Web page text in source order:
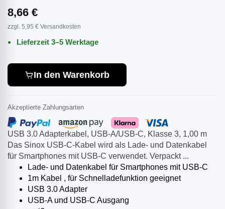
USB 3.0 Adapterkabel, USB-A/USB-C, Klasse 3, 1,00 m
Das Sinox USB-C-Kabel wird als Lade- und Datenkabel
für Smartphones mit USB-C verwendet. Verpackt ...
Lade- und Datenkabel für Smartphones mit USB-C
1m Kabel , für Schnelladefunktion geeignet
USB 3.0 Adapter
USB-A und USB-C Ausgang
8,66 €
zzgl. 5,95 € Versandkosten
Lieferzeit 3–5 Werktage
In den Warenkorb
Akzeptierte Zahlungsarten